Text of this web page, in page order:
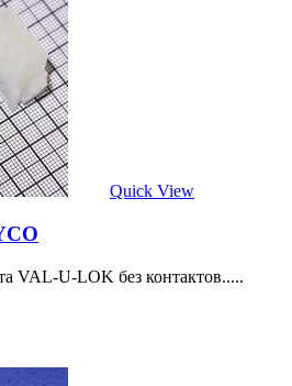
Quick View
VAL-U-LOK без контактов.....